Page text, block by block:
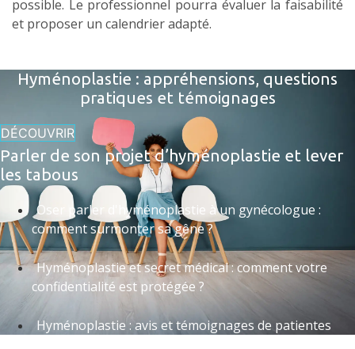
possible. Le professionnel pourra évaluer la faisabilité
et proposer un calendrier adapté.
Hyménoplastie : appréhensions, questions
pratiques et témoignages
DÉCOUVRIR
Parler de son projet d’hyménoplastie et lever
les tabous
Oser parler d'hyménoplastie à un gynécologue :
comment surmonter sa gêne ?
Hyménoplastie et secret médical : comment votre
confidentialité est protégée ?
Hyménoplastie : avis et témoignages de patientes